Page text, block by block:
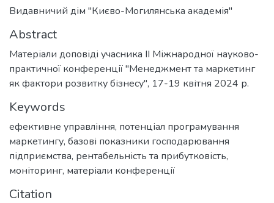
Видавничий дім "Києво-Могилянська академія"
Abstract
Матеріали доповіді учасника ІІ Міжнародної науково-
практичної конференції "Менеджмент та маркетинг
як фактори розвитку бізнесу", 17-19 квітня 2024 р.
Keywords
ефективне управління, потенціал програмування
маркетингу, базові показники господарювання
підприємства, рентабельність та прибутковість,
моніторинг, матеріали конференції
Citation